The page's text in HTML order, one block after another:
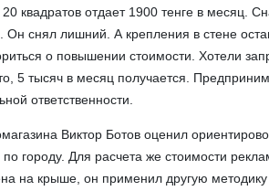
квадратов отдает 1900 тенге в месяц.
снял лишний. А крепления в стене
о повышении стоимости. Хотели
5 тысяч в месяц получается.
ответственности.
Виктор Ботов оценил
городу. Для расчета же стоимости
на крыше, он применил другую методику